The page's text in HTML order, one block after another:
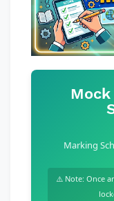
Marking
⚠️ Note: Once